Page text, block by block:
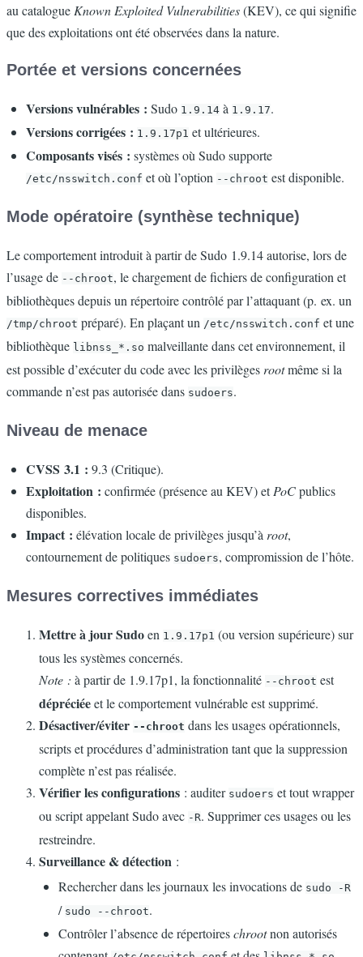
au catalogue Known Exploited Vulnerabilities(KEV), ce qui signifie
que des exploitations ont été observées dans la nature.
Portée et versions concernées
Versions vulnérables : Sudo 1.9.14 à 1.9.17.
Versions corrigées : 1.9.17p1 et ultérieures.
Composants visés : systèmes où Sudo supporte
/etc/nsswitch.conf et où l’option --chroot est disponible.
Mode opératoire (synthèse technique)
Le comportement introduit à partir de Sudo 1.9.14 autorise, lors de
l’usage de --chroot, le chargement de fichiers de configuration et
bibliothèques depuis un répertoire contrôlé par l’attaquant (p. ex. un
/tmp/chroot préparé). En plaçant un /etc/nsswitch.conf et une
bibliothèque libnss_*.so malveillante dans cet environnement, il
est possible d’exécuter du code avec les privilèges rootmême si la
commande n’est pas autorisée dans sudoers.
Niveau de menace
CVSS 3.1 : 9.3 (Critique).
Exploitation : confirmée (présence au KEV) etPoCpublics
disponibles.
Impact : élévation locale de privilèges jusqu’à root,
contournement de politiques sudoers, compromission de l’hôte.
Mesures correctives immédiates
Mettre à jour Sudoen 1.9.17p1 (ou version supérieure) sur
tous les systèmes concernés.
Note : à partir de 1.9.17p1, la fonctionnalité --chroot est
dépréciéeet le comportement vulnérable est supprimé.
Désactiver/éviter --chroot dans les usages opérationnels,
scripts et procédures d’administration tant que la suppression
complète n’est pas réalisée.
Vérifier les configurations : auditer sudoers et tout wrapper
ou script appelant Sudo avec -R. Supprimer ces usages ou les
restreindre.
Surveillance & détection :
Rechercher dans les journaux les invocations de sudo -R
/ sudo --chroot.
Contrôler l’absence de répertoireschrootnon autorisés